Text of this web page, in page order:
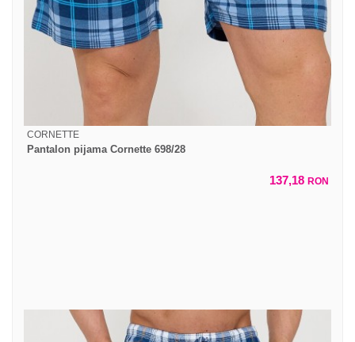
CORNETTE
Pantalon pijama Cornette 698/28
137,18 RON